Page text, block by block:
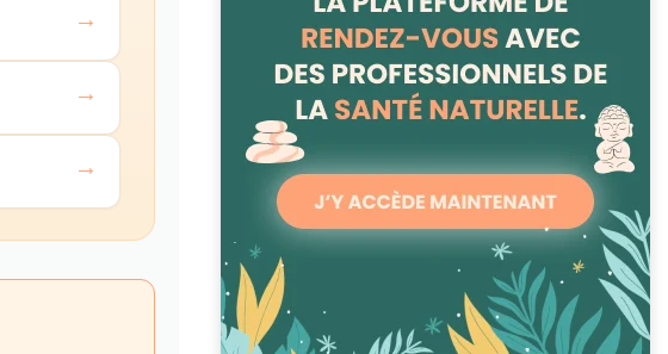
→
→
→